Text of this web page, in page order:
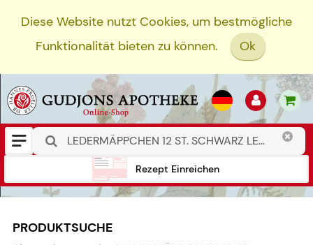
Diese Website nutzt Cookies, um bestmögliche
Funktionalität bieten zu können.
Ok
Rezept Einreichen
PRODUKTSUCHE